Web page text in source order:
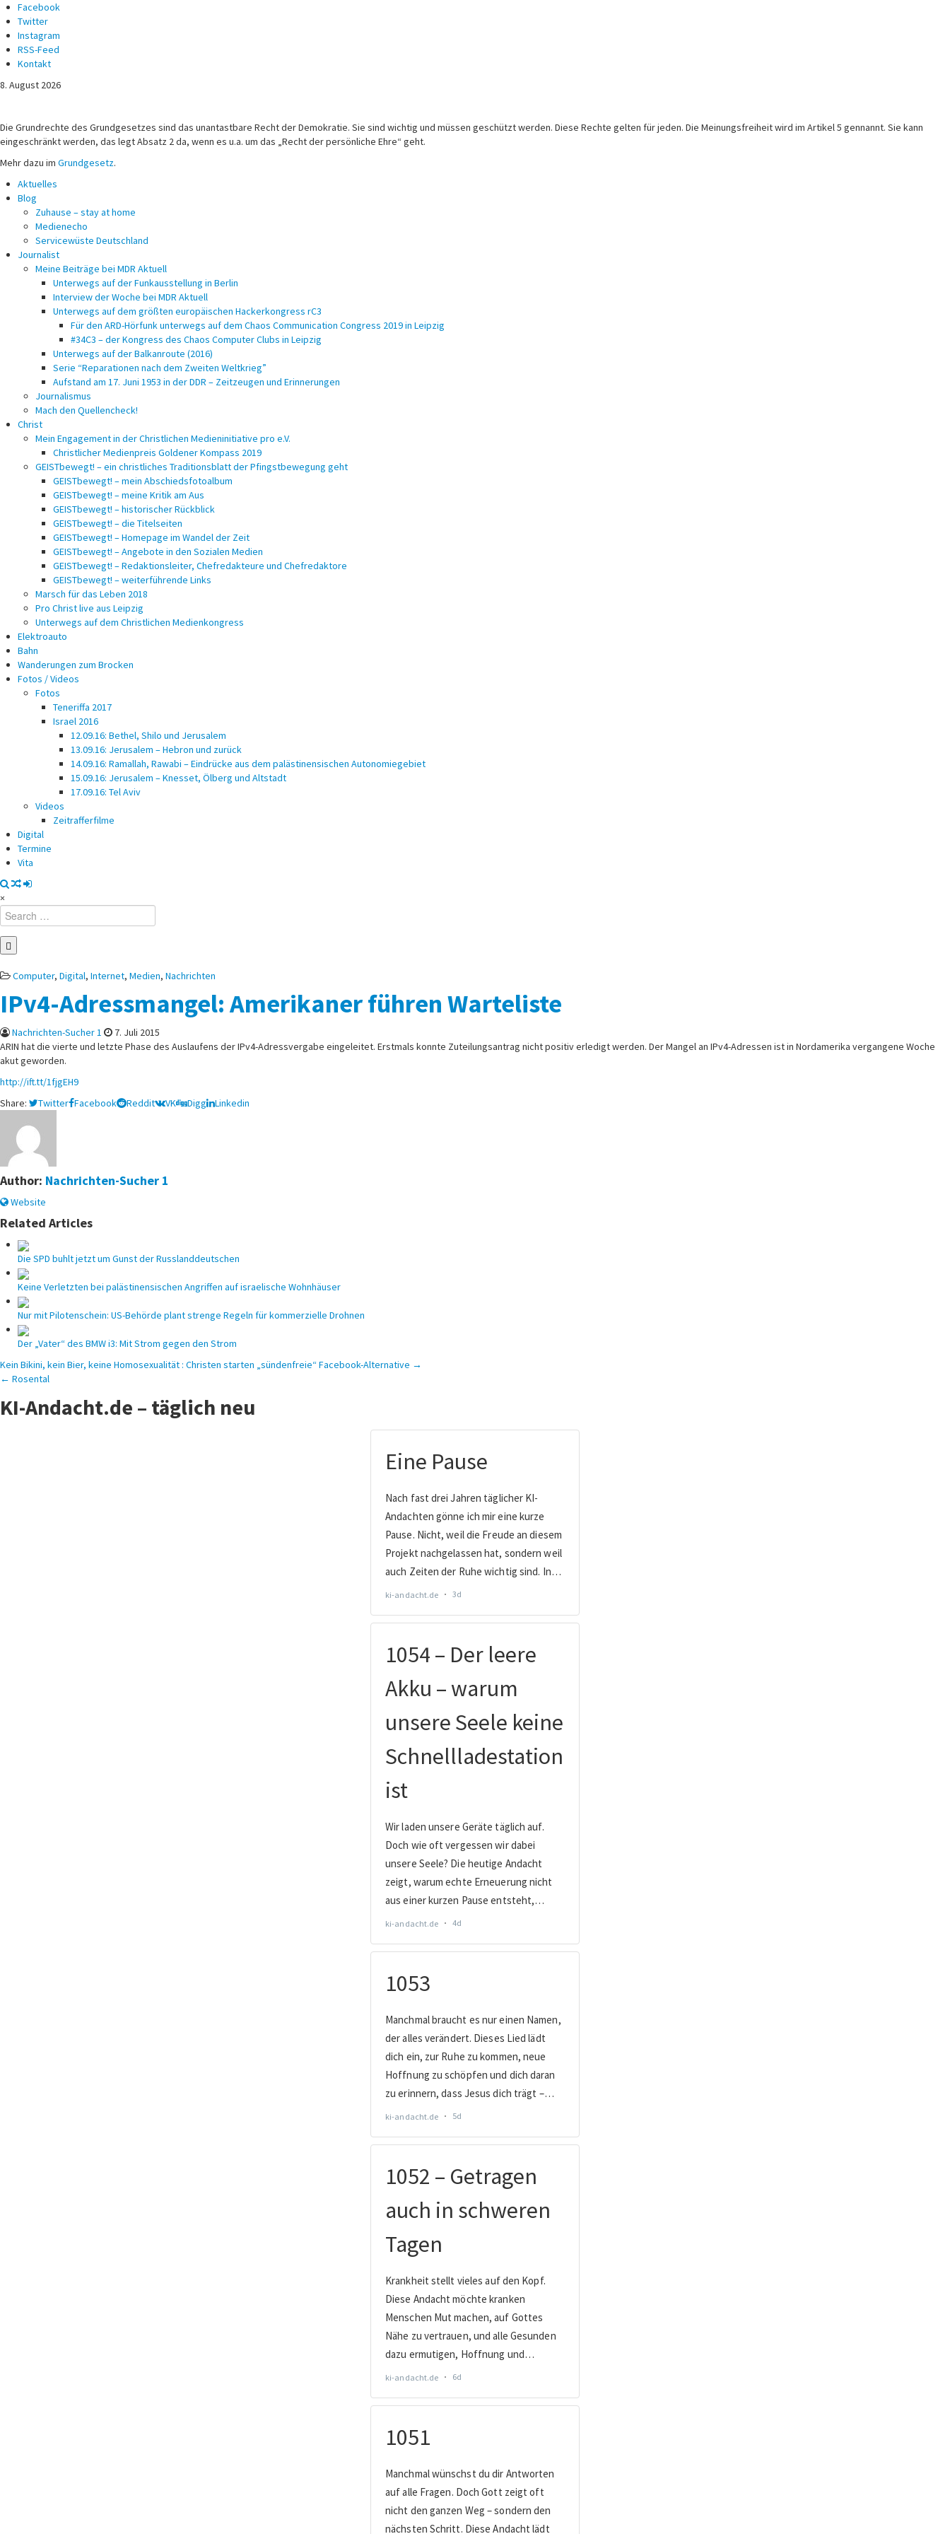
Facebook
Twitter
Instagram
RSS-Feed
Kontakt
8. August 2026
Michael Voß
Journalist und Christ
Die Grundrechte des Grundgesetzes sind das unantastbare Recht der Demokratie. Sie sind wichtig und müssen geschützt werden. Diese Rechte gelten für jeden. Die Meinungsfreiheit wird im Artikel 5 gennannt. Sie kann
eingeschränkt werden, das legt Absatz 2 da, wenn es u.a. um das „Recht der persönliche Ehre“ geht.
Mehr dazu im Grundgesetz.
Aktuelles
Blog
Zuhause – stay at home
Medienecho
Servicewüste Deutschland
Journalist
Meine Beiträge bei MDR Aktuell
Unterwegs auf der Funkausstellung in Berlin
Interview der Woche bei MDR Aktuell
Unterwegs auf dem größten europäischen Hackerkongress rC3
Für den ARD-Hörfunk unterwegs auf dem Chaos Communication Congress 2019 in Leipzig
#34C3 – der Kongress des Chaos Computer Clubs in Leipzig
Unterwegs auf der Balkanroute (2016)
Serie “Reparationen nach dem Zweiten Weltkrieg”
Aufstand am 17. Juni 1953 in der DDR – Zeitzeugen und Erinnerungen
Journalismus
Mach den Quellencheck!
Christ
Mein Engagement in der Christlichen Medieninitiative pro e.V.
Christlicher Medienpreis Goldener Kompass 2019
GEISTbewegt! – ein christliches Traditionsblatt der Pfingstbewegung geht
GEISTbewegt! – mein Abschiedsfotoalbum
GEISTbewegt! – meine Kritik am Aus
GEISTbewegt! – historischer Rückblick
GEISTbewegt! – die Titelseiten
GEISTbewegt! – Homepage im Wandel der Zeit
GEISTbewegt! – Angebote in den Sozialen Medien
GEISTbewegt! – Redaktionsleiter, Chefredakteure und Chefredaktore
GEISTbewegt! – weiterführende Links
Marsch für das Leben 2018
Pro Christ live aus Leipzig
Unterwegs auf dem Christlichen Medienkongress
Elektroauto
Bahn
Wanderungen zum Brocken
Fotos / Videos
Fotos
Teneriffa 2017
Israel 2016
12.09.16: Bethel, Shilo und Jerusalem
13.09.16: Jerusalem – Hebron und zurück
14.09.16: Ramallah, Rawabi – Eindrücke aus dem palästinensischen Autonomiegebiet
15.09.16: Jerusalem – Knesset, Ölberg und Altstadt
17.09.16: Tel Aviv
Videos
Zeitrafferfilme
Digital
Termine
Vita
×
Search
for:
Posted
Computer, Digital, Internet, Medien, Nachrichten
IPv4-Adressmangel: Amerikaner führen Warteliste
Nachrichten-Sucher 1
7. Juli 2015
ARIN hat die vierte und letzte Phase des Auslaufens der IPv4-Adressvergabe eingeleitet. Erstmals konnte Zuteilungsantrag nicht positiv erledigt werden. Der Mangel an IPv4-Adressen ist in Nordamerika vergangene Woche
akut geworden.
http://ift.tt/1fjgEH9
Share:
Twitter Facebook Reddit VK Digg Linkedin
Author: Nachrichten-Sucher 1
Website
Related Articles
Die SPD buhlt jetzt um Gunst der Russlanddeutschen
Keine Verletzten bei palästinensischen Angriffen auf israelische Wohnhäuser
Nur mit Pilotenschein: US-Behörde plant strenge Regeln für kommerzielle Drohnen
Der „Vater“ des BMW i3: Mit Strom gegen den Strom
Beitragsnavigation
Kein Bikini, kein Bier, keine Homosexualität : Christen starten „sündenfreie“ Facebook-Alternative →
← Rosental
KI-Andacht.de – täglich neu